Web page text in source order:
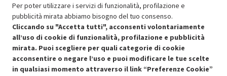
Stato prodotti
Per poter utilizzare i servizi di funzionalità, profilazione e
pubblicità mirata abbiamo bisogno del tuo consenso.
Cliccando su "Accetta tutti", acconsenti volontariamente
all’uso di cookie di funzionalità, profilazione e pubblicità
mirata. Puoi scegliere per quali categorie di cookie
acconsentire o negare l’uso e puoi modificare le tue scelte
in qualsiasi momento attraverso il link “Preferenze Cookie”